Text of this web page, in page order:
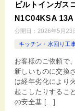
ビルトインガス
N1C04KSA
公開日： 2026年5月23
キッチン・水回り工
お客様のご依頼で
新しいものに交換
は経年劣化により
起こしたりするこ
の安全基 […]